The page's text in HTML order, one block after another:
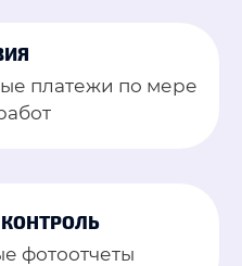
платежи по мере
фотоотчеты